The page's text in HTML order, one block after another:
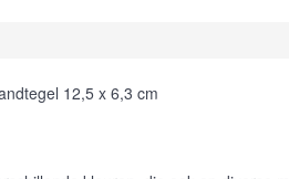
12,5 x 6,3 cm